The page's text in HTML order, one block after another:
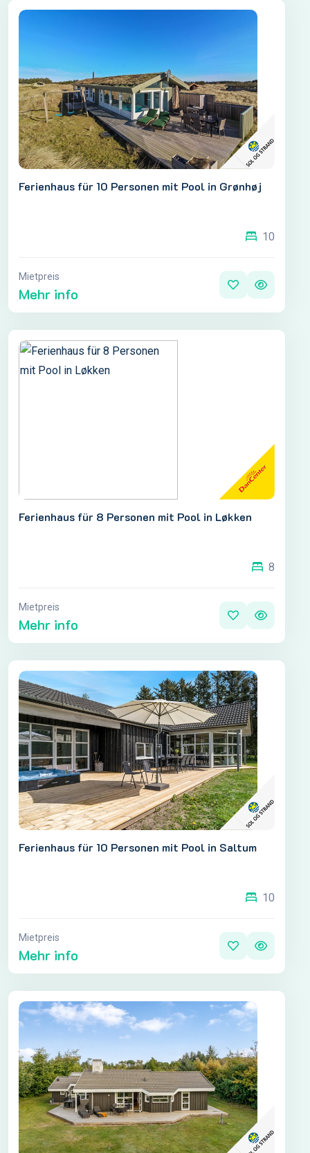
Ferienhaus für 10 Personen mit Pool in Grønhøj
10
Mietpreis
Mehr info
Ferienhaus für 8 Personen mit Pool in Løkken
8
Mietpreis
Mehr info
Ferienhaus für 10 Personen mit Pool in Saltum
10
Mietpreis
Mehr info